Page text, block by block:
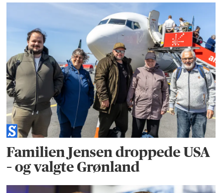
Familien Jensen droppede USA
– og valgte Grønland